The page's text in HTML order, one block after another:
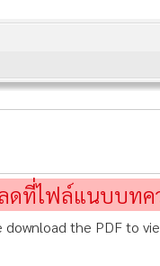
ดที่ไฟล์แนบบทค
the PDF to